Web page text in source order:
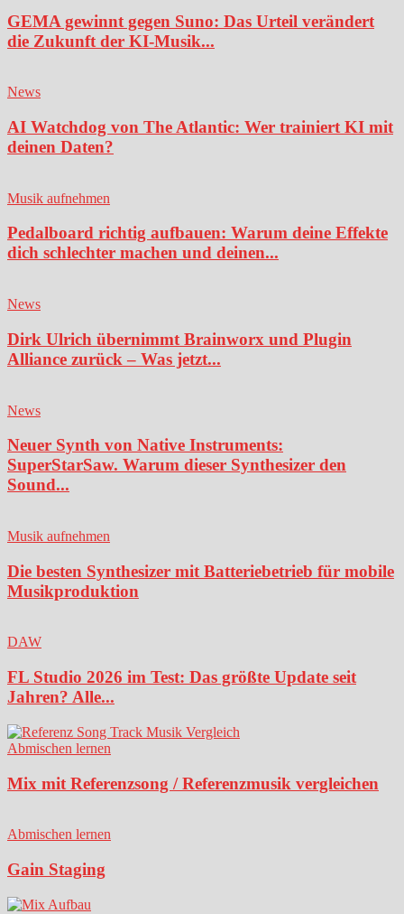
GEMA gewinnt gegen Suno: Das Urteil verändert
die Zukunft der KI-Musik...
News
AI Watchdog von The Atlantic: Wer trainiert KI mit
deinen Daten?
Musik aufnehmen
Pedalboard richtig aufbauen: Warum deine Effekte
dich schlechter machen und deinen...
News
Dirk Ulrich übernimmt Brainworx und Plugin
Alliance zurück – Was jetzt...
News
Neuer Synth von Native Instruments:
SuperStarSaw. Warum dieser Synthesizer den
Sound...
Musik aufnehmen
Die besten Synthesizer mit Batteriebetrieb für mobile
Musikproduktion
DAW
FL Studio 2026 im Test: Das größte Update seit
Jahren? Alle...
Abmischen lernen
Mix mit Referenzsong / Referenzmusik vergleichen
Abmischen lernen
Gain Staging